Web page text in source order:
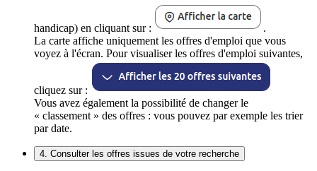
handicap) en cliquant sur :
.
La carte affiche uniquement les offres d'emploi que vous
voyez à l'écran. Pour visualiser les offres d'emploi suivantes,
cliquez sur :
Vous avez également la possibilité de changer le
« classement » des offres : vous pouvez par exemple les trier
par date.
4. Consulter les offres issues de votre recherche